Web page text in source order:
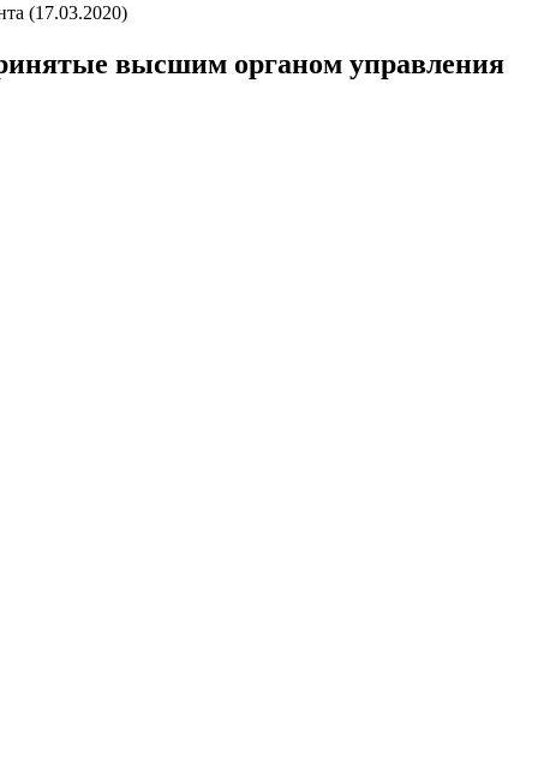
(17.03.2020)
высшим органом управления